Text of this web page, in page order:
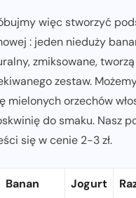
więc stworzyć
: jeden nieduży
zmiksowane,
zestaw.
mielonych orzechów
do smaku. Nasz
się w cenie 2-3 zł.
Banan Jogurt